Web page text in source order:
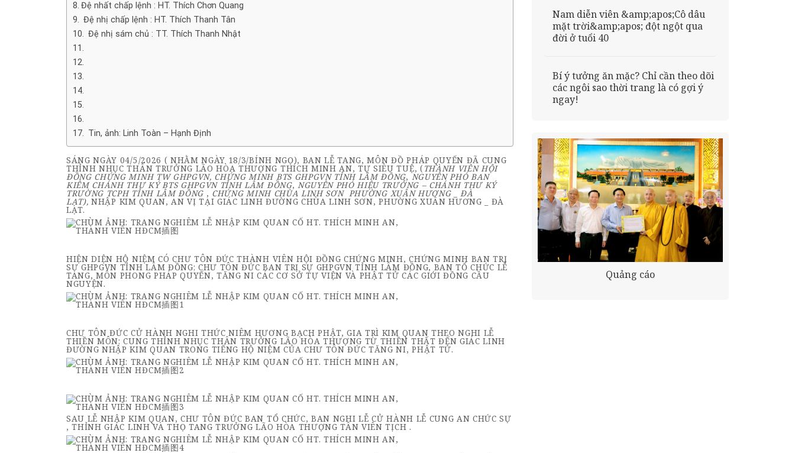
Đệ nhất chấp lệnh : HT. Thích Chơn Quang
Đệ nhị chấp lệnh : HT. Thích Thanh Tân
Đệ nhị sám chủ : TT. Thích Thanh Nhật
Tin, ảnh: Linh Toàn – Hạnh Định
SÁNG NGÀY 04/5/2026 ( NHẰM NGÀY 18/3/BÍNH NGỌ), BAN LỄ TANG, MÔN ĐỒ PHÁP QUYẾN ĐÃ CUNG
THỈNH NHỤC THÂN TRƯỞNG LÃO HÒA THƯỢNG THÍCH MINH AN, TỰ SIÊU TUỆ, ( THÀNH VIÊN HỘI
ĐỒNG CHỨNG MINH TW GHPGVN, CHỨNG MINH BTS GHPGVN TỈNH LÂM ĐỒNG,NGUYÊN PHÓ BAN
KIÊM CHÁNH THƯ KÝ BTS GHPGVN TỈNH LÂM ĐỒNG, NGUYÊN PHÓ HIỆU TRƯỞNG – CHÁNH THƯ KÝ
TRƯỜNG TCPH TỈNH LÂM ĐỒNG , CHỨNG MINH CHÙA LINH SƠN PHƯỜNG XUÂN HƯƠNG _ ĐÀ
LẠT),NHẬP KIM QUAN, AN VỊ TẠI GIÁC LINH ĐƯỜNG CHÙA LINH SƠN, PHƯỜNG XUÂN HƯƠNG _ ĐÀ
LẠT.
HIỆN DIỆN HỘ NIỆM CÓ CHƯ TÔN ĐỨC THÀNH VIÊN HỘI ĐỒNG CHỨNG MINH, CHỨNG MINH BAN TRỊ
SỰ GHPGVN TỈNH LÂM ĐỒNG; CHƯ TÔN ĐỨC BAN TRỊ SỰ GHPGVN TỈNH LÂM ĐỒNG, BAN TỔ CHỨC LỄ
TANG, MÔN PHONG PHÁP QUYẾN, TĂNG NI CÁC CƠ SỞ TỰ VIỆN VÀ PHẬT TỬ CÁC GIỚI ĐỒNG CẦU
NGUYỆN.
CHƯ TÔN ĐỨC CỬ HÀNH NGHI THỨC NIÊM HƯƠNG BẠCH PHẬT, GIA TRÌ KIM QUAN THEO NGHI LỄ
THIỀN MÔN; CUNG THỈNH NHỤC THÂN TRƯỞNG LÃO HÒA THƯỢNG TỪ THIỀN THẤT ĐẾN GIÁC LINH
ĐƯỜNG NHẬP KIM QUAN TRONG TIẾNG HỘ NIỆM CỦA CHƯ TÔN ĐỨC TĂNG NI, PHẬT TỬ.
SAU LỄ NHẬP KIM QUAN, CHƯ TÔN ĐỨC BAN TỔ CHỨC, BAN NGHI LỄ CỬ HÀNH LỄ CUNG AN CHỨC SỰ
, THỈNH GIÁC LINH VÀ THỌ TANG TRƯỞNG LÃO HÒA THƯỢNG TÂN VIÊN TỊCH .
Nam diễn viên &amp;apos;Cô dâu
mặt trời&amp;apos; đột ngột qua
đời ở tuổi 40
Bí ý tưởng ăn mặc? Chỉ cần theo dõi
các ngôi sao thời trang là có gợi ý
ngay!
Quảng cáo